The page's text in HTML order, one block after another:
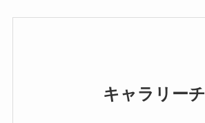
キャラリーチ